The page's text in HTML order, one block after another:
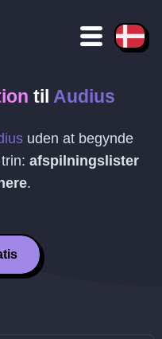
til Audius
uden at begynde
afspilningslister
.